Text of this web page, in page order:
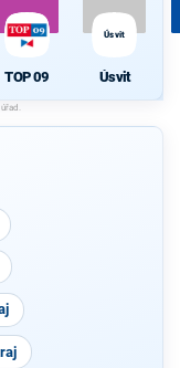
TOP 09
Úsvit
Úsvit